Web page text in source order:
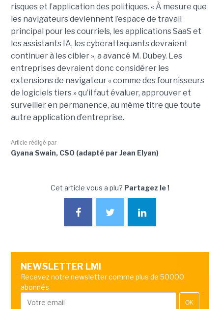
risques et l’application des politiques. « À mesure que
les navigateurs deviennent l’espace de travail
principal pour les courriels, les applications SaaS et
les assistants IA, les cyberattaquants devraient
continuer à les cibler », a avancé M. Dubey. Les
entreprises devraient donc considérer les
extensions de navigateur « comme des fournisseurs
de logiciels tiers » qu’il faut évaluer, approuver et
surveiller en permanence, au même titre que toute
autre application d’entreprise.
Article rédigé par
Gyana Swain, CSO (adapté par Jean Elyan)
Cet article vous a plu? Partagez le !
NEWSLETTER LMI
Recevez notre newsletter comme plus de 50000
abonnés
OK